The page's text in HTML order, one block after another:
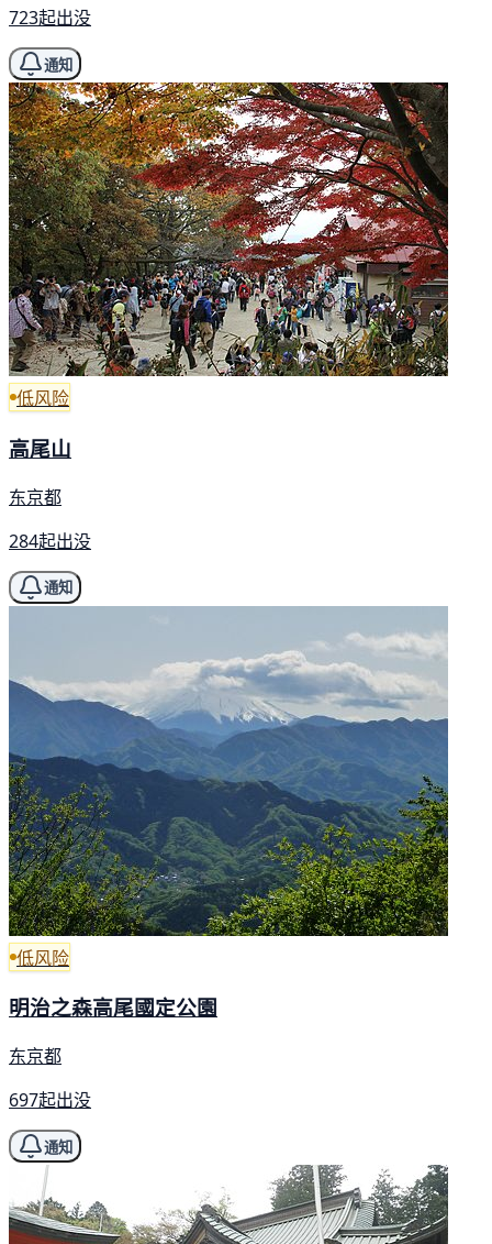
723起出没
通知
低风险
高尾山
东京都
284起出没
通知
低风险
明治之森高尾國定公園
东京都
697起出没
通知